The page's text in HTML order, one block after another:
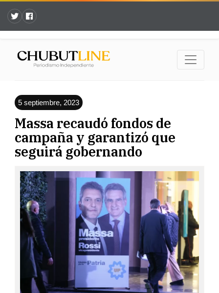
5 septiembre, 2023
Massa recaudó fondos de
campaña y garantizó que
seguirá gobernando